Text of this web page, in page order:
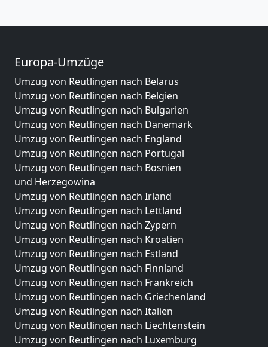
Europa-Umzüge
Umzug von Reutlingen nach Belarus
Umzug von Reutlingen nach Belgien
Umzug von Reutlingen nach Bulgarien
Umzug von Reutlingen nach Dänemark
Umzug von Reutlingen nach England
Umzug von Reutlingen nach Portugal
Umzug von Reutlingen nach Bosnien
und Herzegowina
Umzug von Reutlingen nach Irland
Umzug von Reutlingen nach Lettland
Umzug von Reutlingen nach Zypern
Umzug von Reutlingen nach Kroatien
Umzug von Reutlingen nach Estland
Umzug von Reutlingen nach Finnland
Umzug von Reutlingen nach Frankreich
Umzug von Reutlingen nach Griechenland
Umzug von Reutlingen nach Italien
Umzug von Reutlingen nach Liechtenstein
Umzug von Reutlingen nach Luxemburg